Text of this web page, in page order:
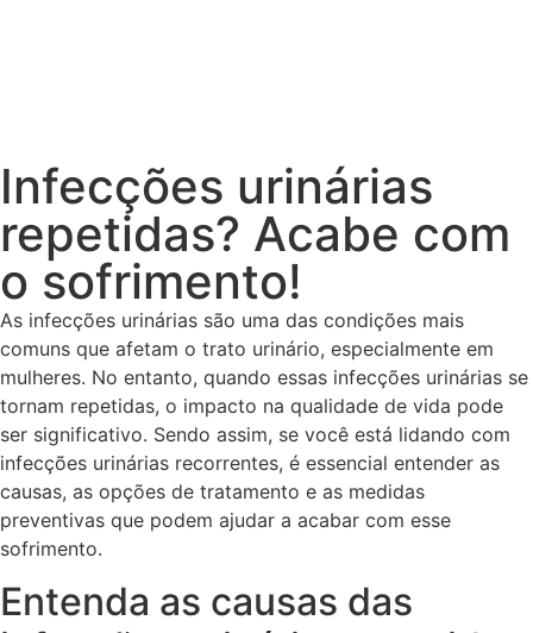
Infecções urinárias
repetidas? Acabe com
o sofrimento!
As infecções urinárias são uma das condições mais
comuns que afetam o trato urinário, especialmente em
mulheres. No entanto, quando essas infecções urinárias se
tornam repetidas, o impacto na qualidade de vida pode
ser significativo. Sendo assim, se você está lidando com
infecções urinárias recorrentes, é essencial entender as
causas, as opções de tratamento e as medidas
preventivas que podem ajudar a acabar com esse
sofrimento.
Entenda as causas das